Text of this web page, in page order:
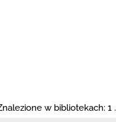
w bibliotekach: 1 .